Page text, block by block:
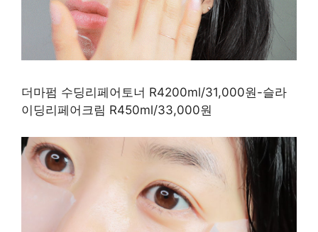
더마펌 수딩리페어토너 R4200ml/31,000원-슬라
이딩리페어크림 R450ml/33,000원